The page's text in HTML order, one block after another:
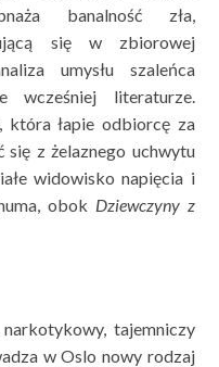
banalność zła,
się w zbiorowej
umysłu szaleńca
wcześniej literaturze.
która łapie odbiorcę za
się z żelaznego uchwytu
widowisko napięcia i
obok Dziewczyny z
tajemniczy
w Oslo nowy rodzaj